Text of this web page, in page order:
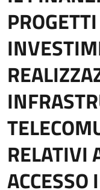
RELATIVI
ACCESSO